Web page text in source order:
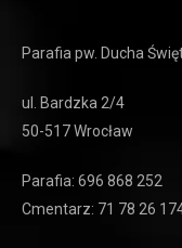
Parafia pw. Ducha
ul. Bardzka 2/4
50-517 Wrocław
Parafia: 696 868 252
Cmentarz: 71 78 26